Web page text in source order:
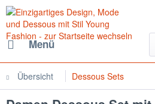
Menü
Übersicht Dessous Sets